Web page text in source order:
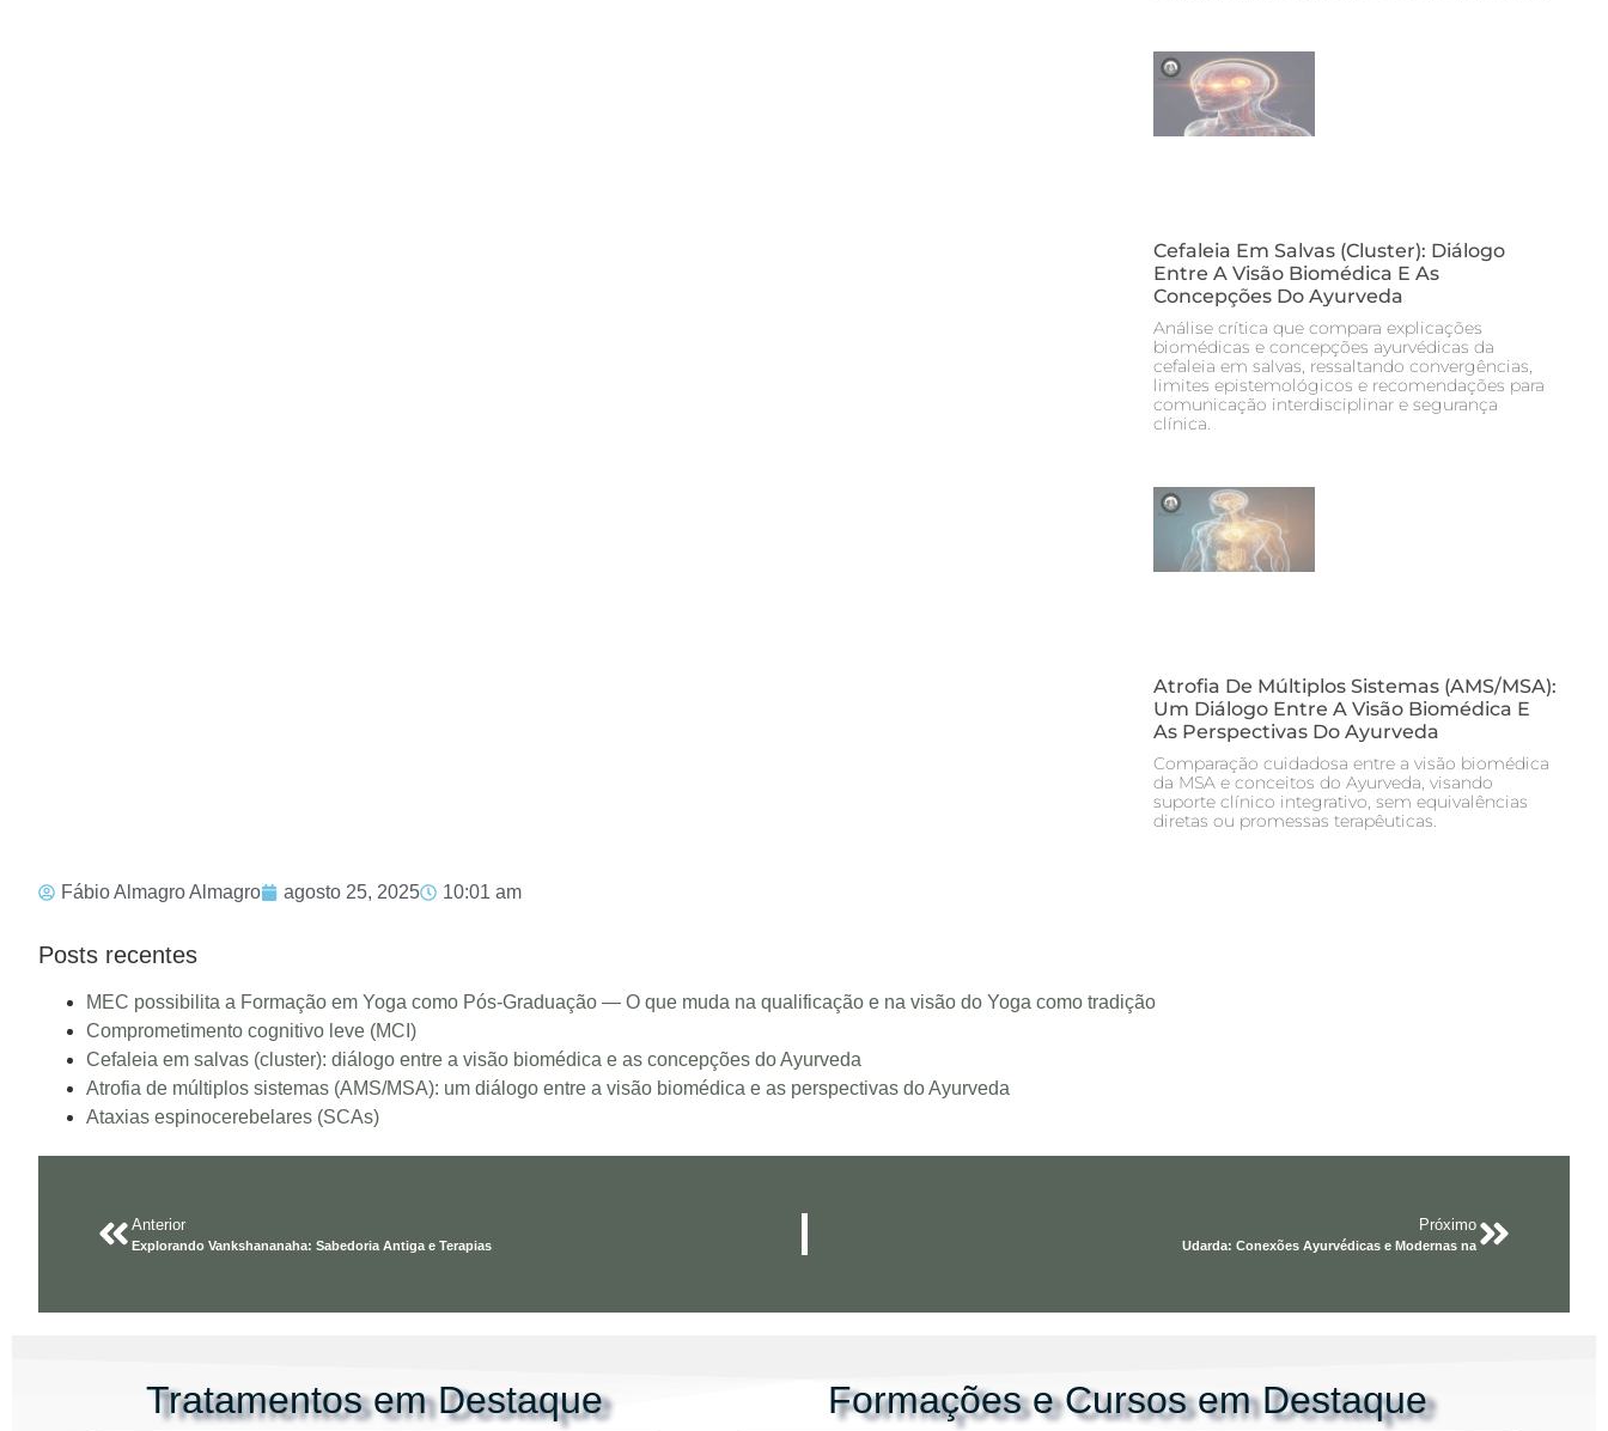
Cefaleia Em Salvas (cluster): Diálogo
Entre A Visão Biomédica E As
Concepções Do Ayurveda
Análise crítica que compara explicações
biomédicas e concepções ayurvédicas da
cefaleia em salvas, ressaltando convergências,
limites epistemológicos e recomendações para
comunicação interdisciplinar e segurança
clínica.
Atrofia De Múltiplos Sistemas (AMS/MSA):
Um Diálogo Entre A Visão Biomédica E
As Perspectivas Do Ayurveda
Comparação cuidadosa entre a visão biomédica
da MSA e conceitos do Ayurveda, visando
suporte clínico integrativo, sem equivalências
diretas ou promessas terapêuticas.
Fábio Almagro Almagro agosto 25, 2025 10:01 am
Posts recentes
MEC possibilita a Formação em Yoga como Pós-Graduação — O que muda na qualificação e na visão do Yoga como tradição
Comprometimento cognitivo leve (MCI)
Cefaleia em salvas (cluster): diálogo entre a visão biomédica e as concepções do Ayurveda
Atrofia de múltiplos sistemas (AMS/MSA): um diálogo entre a visão biomédica e as perspectivas do Ayurveda
Ataxias espinocerebelares (SCAs)
Anterior
Explorando Vankshananaha: Sabedoria Antiga e Terapias
Próximo
Udarda: Conexões Ayurvédicas e Modernas na
Tratamentos em Destaque Formações e Cursos em Destaque